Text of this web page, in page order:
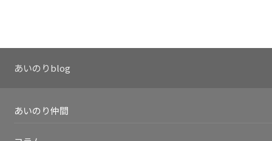
あいのりblog
あいのり仲間